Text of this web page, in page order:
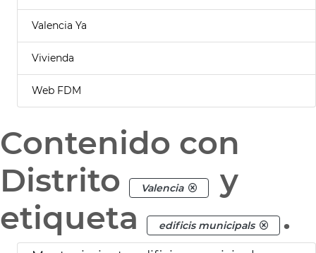
Valencia Ya
Vivienda
Web FDM
Contenido con
Distrito
Valencia
y
etiqueta
edificis municipals .